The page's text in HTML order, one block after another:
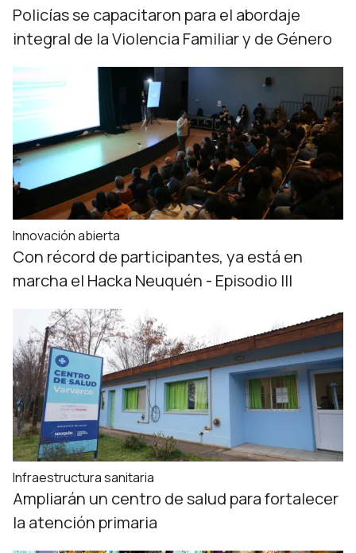
Policías se capacitaron para el abordaje
integral de la Violencia Familiar y de Género
Innovación abierta
Con récord de participantes, ya está en
marcha el Hacka Neuquén - Episodio III
Infraestructura sanitaria
Ampliarán un centro de salud para fortalecer
la atención primaria